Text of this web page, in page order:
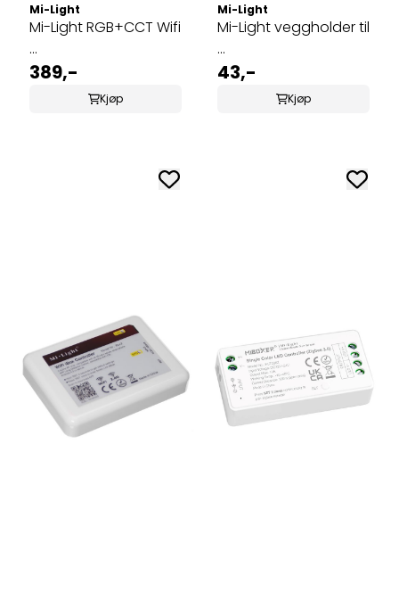
Mi-Light
Mi-Light RGB+CCT Wifi
...
389,-
Kjøp
Mi-Light
Mi-Light veggholder til
...
43,-
Kjøp